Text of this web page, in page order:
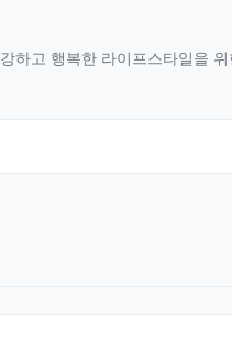
하고 행복한 라이프스타일을